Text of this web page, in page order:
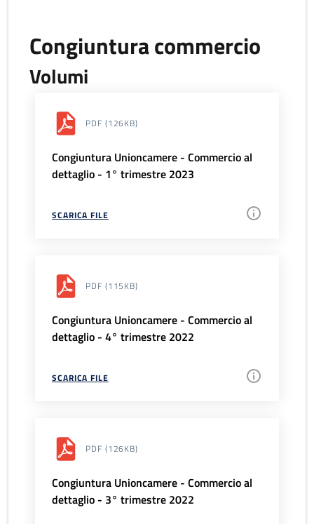
Congiuntura commercio
Volumi
PDF (126KB)
Congiuntura Unioncamere - Commercio al
dettaglio - 1° trimestre 2023
SCARICA FILE
PDF (115KB)
Congiuntura Unioncamere - Commercio al
dettaglio - 4° trimestre 2022
SCARICA FILE
PDF (126KB)
Congiuntura Unioncamere - Commercio al
dettaglio - 3° trimestre 2022